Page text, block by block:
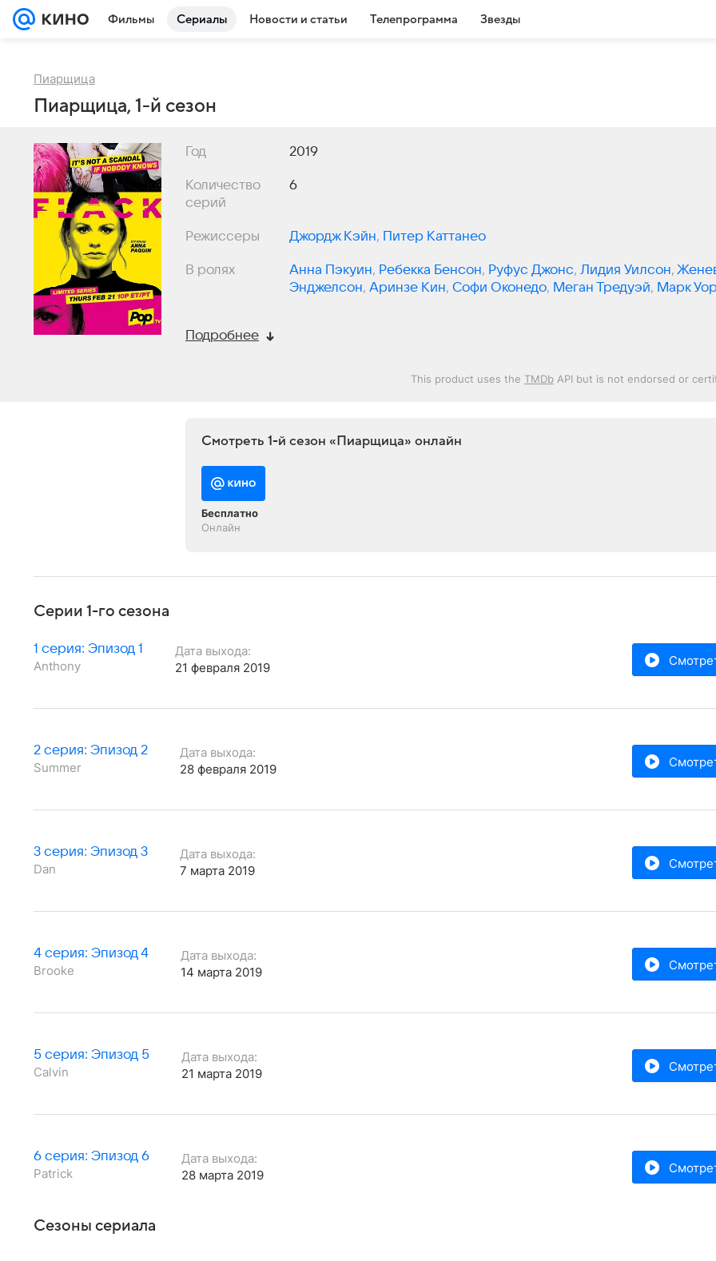
Фильмы Сериалы Новости и статьи Телепрограмма Звезды
Пиарщица
Пиарщица, 1-й сезон
Год 2019
Количество
серий
6
Режиссеры Джордж Кэйн, Питер Каттанео
В ролях Анна Пэкуин, Ребекка Бенсон, Руфус Джонс, Лидия Уилсон,
Энджелсон, Аринзе Кин, Софи Оконедо, Меган Тредуэй, Марк
Подробнее
This product uses the TMDb API but is not endorsed or
Смотреть 1-й сезон «Пиарщица» онлайн
Бесплатно
Онлайн
Серии 1-го сезона
1 серия: Эпизод 1
Anthony
Дата выхода:
21 февраля 2019
2 серия: Эпизод 2
Summer
Дата выхода:
28 февраля 2019
3 серия: Эпизод 3
Dan
Дата выхода:
7 марта 2019
4 серия: Эпизод 4
Brooke
Дата выхода:
14 марта 2019
5 серия: Эпизод 5
Calvin
Дата выхода:
21 марта 2019
6 серия: Эпизод 6
Patrick
Дата выхода:
28 марта 2019
Сезоны сериала